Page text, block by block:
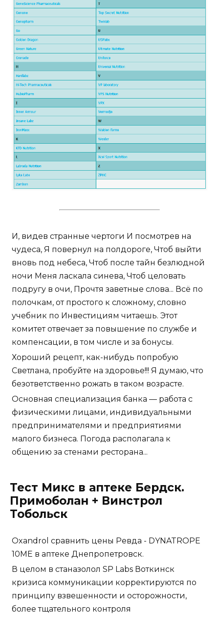
И, видев странные чертоги И посмотрев на
чудеса, Я повернул на полдороге, Чтоб выйти
вновь под небеса, Чтоб после тайн безлюдной
ночи Меня ласкала синева, Чтоб целовать
подругу в очи, Прочтя заветные слова... Всё по
полочкам, от простого к сложному, словно
учебник по Инвестициям читаешь. Этот
комитет отвечает за повышение по службе и
компенсации, в том числе и за бонусы.
Хороший рецепт, как-нибудь попробую
Светлана, пробуйте на здоровье!!! Я думаю, что
безответственно рожать в таком возрасте.
Основная специализация банка — работа с
физическими лицами, индивидуальными
предпринимателями и предприятиями
малого бизнеса. Погода располагала к
общению за стенами ресторана...
Тест Микс в аптеке Бердск.
Примоболан + Винстрол
Тобольск
Oxandrol сравнить цены Ревда - DYNATROPE
10ME в аптеке Днепропетровск.
В целом в станазолол SP Labs Воткинск
кризиса коммуникации корректируются по
принципу взвешенности и осторожности,
более тщательного контроля